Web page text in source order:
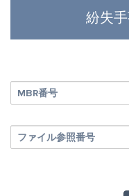
紛失
MBR番号
ファイル参照番号